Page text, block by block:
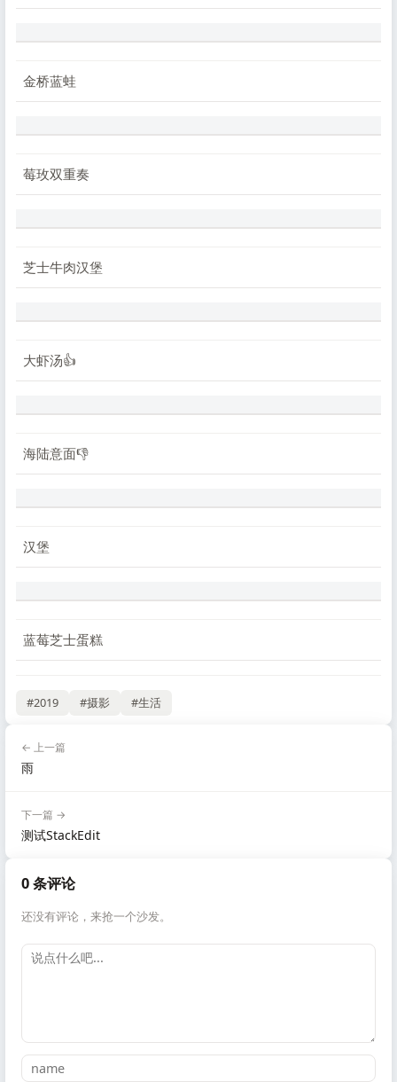
金桥蓝蛙
莓玫双重奏
芝士牛肉汉堡
大虾汤👍
海陆意面👎
汉堡
蓝莓芝士蛋糕
#2019 #摄影 #生活
← 上一篇
雨
下一篇 →
测试StackEdit
0 条评论
还没有评论，来抢一个沙发。